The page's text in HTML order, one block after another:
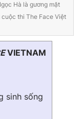
Hà là gương mặt
thi The Face Việt
VIETNAM
sinh sống